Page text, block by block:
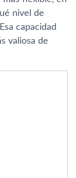
nivel de
capacidad
valiosa de